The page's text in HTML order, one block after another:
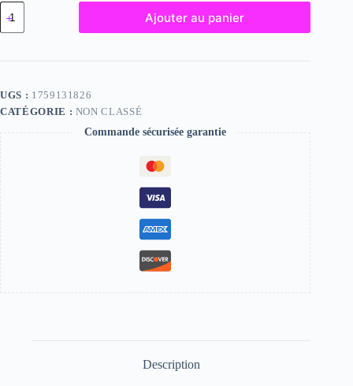
quantité
de
Inès,
2024
x
20
Ajouter au panier
UGS : 1759131826
CATÉGORIE : NON CLASSÉ
Commande sécurisée garantie
Description